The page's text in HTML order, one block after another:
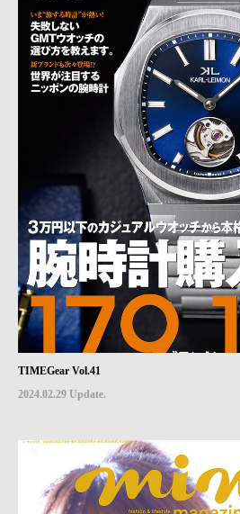
TIMEGear Vol.41
2024.02.29 Update.